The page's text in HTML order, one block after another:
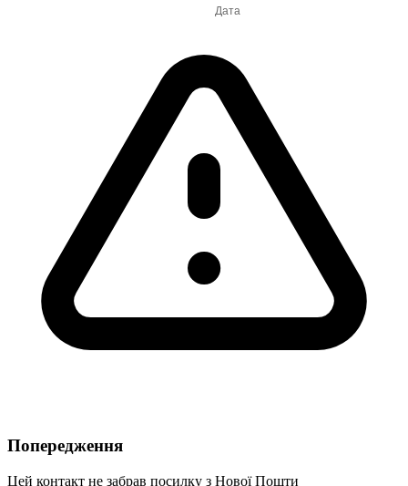
Попередження
Цей контакт не забрав посилку з Нової Пошти